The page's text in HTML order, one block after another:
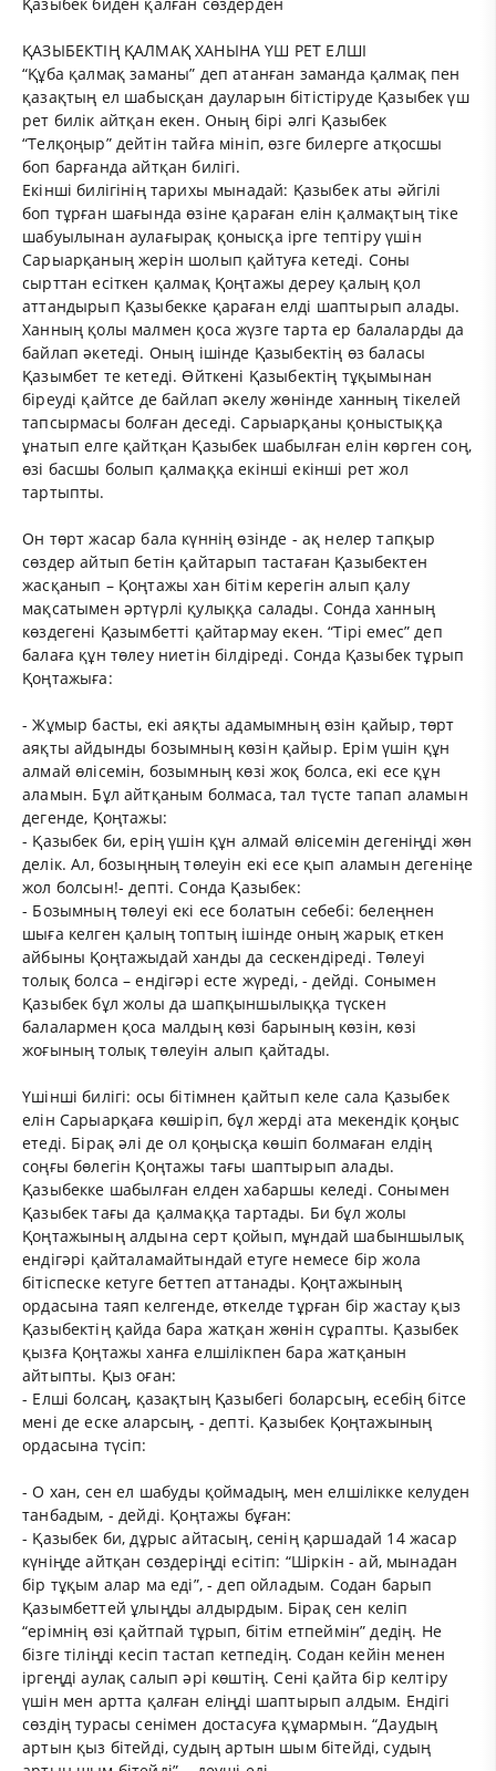
ҚАЗЫБЕКТІҢ ҚАЛМАҚ ХАНЫНА ҮШ РЕТ ЕЛШІ
“Құба қалмақ заманы” деп атанған заманда қалмақ пен
қазақтың ел шабысқан дауларын бітістіруде Қазыбек үш
рет билік айтқан екен. Оның бірі әлгі Қазыбек
“Телқоңыр” дейтін тайға мініп, өзге билерге атқосшы
боп барғанда айтқан билігі.
Екінші билігінің тарихы мынадай: Қазыбек аты әйгілі
боп тұрған шағында өзіне қараған елін қалмақтың тіке
шабуылынан аулағырақ қонысқа ірге тептіру үшін
Сарыарқаның жерін шолып қайтуға кетеді. Соны
сырттан есіткен қалмақ Қоңтажы дереу қалың қол
аттандырып Қазыбекке қараған елді шаптырып алады.
Ханның қолы малмен қоса жүзге тарта ер балаларды да
байлап әкетеді. Оның ішінде Қазыбектің өз баласы
Қазымбет те кетеді. Өйткені Қазыбектің тұқымынан
біреуді қайтсе де байлап әкелу жөнінде ханның тікелей
тапсырмасы болған деседі. Сарыарқаны қоныстыққа
ұнатып елге қайтқан Қазыбек шабылған елін көрген соң,
өзі басшы болып қалмаққа екінші екінші рет жол
тартыпты.
Он төрт жасар бала күннің өзінде - ақ нелер тапқыр
сөздер айтып бетін қайтарып тастаған Қазыбектен
жасқанып – Қоңтажы хан бітім керегін алып қалу
мақсатымен әртүрлі қулыққа салады. Сонда ханның
көздегені Қазымбетті қайтармау екен. “Тірі емес” деп
балаға құн төлеу ниетін білдіреді. Сонда Қазыбек тұрып
Қоңтажыға:
- Жұмыр басты, екі аяқты адамымның өзін қайыр, төрт
аяқты айдынды бозымның көзін қайыр. Ерім үшін құн
алмай өлісемін, бозымның көзі жоқ болса, екі есе құн
аламын. Бұл айтқаным болмаса, тал түсте тапап аламын
дегенде, Қоңтажы:
- Қазыбек би, ерің үшін құн алмай өлісемін дегеніңді жөн
делік. Ал, бозыңның төлеуін екі есе қып аламын дегеніңе
жол болсын!- депті. Сонда Қазыбек:
- Бозымның төлеуі екі есе болатын себебі: белеңнен
шыға келген қалың топтың ішінде оның жарық еткен
айбыны Қоңтажыдай ханды да сескендіреді. Төлеуі
толық болса – ендігәрі есте жүреді, - дейді. Сонымен
Қазыбек бұл жолы да шапқыншылыққа түскен
балалармен қоса малдың көзі барының көзін, көзі
жоғының толық төлеуін алып қайтады.
Үшінші билігі: осы бітімнен қайтып келе сала Қазыбек
елін Сарыарқаға көшіріп, бұл жерді ата мекендік қоңыс
етеді. Бірақ әлі де ол қоңысқа көшіп болмаған елдің
соңғы бөлегін Қоңтажы тағы шаптырып алады.
Қазыбекке шабылған елден хабаршы келеді. Сонымен
Қазыбек тағы да қалмаққа тартады. Би бұл жолы
Қоңтажының алдына серт қойып, мұндай шабыншылық
ендігәрі қайталамайтындай етуге немесе бір жола
бітіспеске кетуге беттеп аттанады. Қоңтажының
ордасына таяп келгенде, өткелде тұрған бір жастау қыз
Қазыбектің қайда бара жатқан жөнін сұрапты. Қазыбек
қызға Қоңтажы ханға елшілікпен бара жатқанын
айтыпты. Қыз оған:
- Елші болсаң, қазақтың Қазыбегі боларсың, есебің бітсе
мені де еске аларсың, - депті. Қазыбек Қоңтажының
ордасына түсіп:
- О хан, сен ел шабуды қоймадың, мен елшілікке келуден
танбадым, - дейді. Қоңтажы бұған:
- Қазыбек би, дұрыс айтасың, сенің қаршадай 14 жасар
күніңде айтқан сөздеріңді есітіп: “Шіркін - ай, мынадан
бір тұқым алар ма еді”, - деп ойладым. Содан барып
Қазымбеттей ұлыңды алдырдым. Бірақ сен келіп
“ерімнің өзі қайтпай тұрып, бітім етпеймін” дедің. Не
бізге тіліңді кесіп тастап кетпедің. Содан кейін менен
іргеңді аулақ салып әрі көштің. Сені қайта бір келтіру
үшін мен артта қалған еліңді шаптырып алдым. Ендігі
сөздің турасы сенімен достасуға құмармын. “Даудың
артын қыз бітейді, судың артын шым бітейді, судың